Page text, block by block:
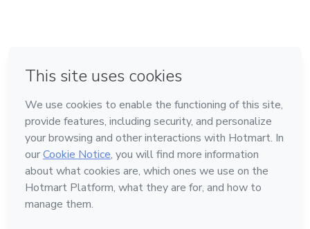
Hecho con❤ en Ciudad de México
Conoce Hotmart
Idioma
Español